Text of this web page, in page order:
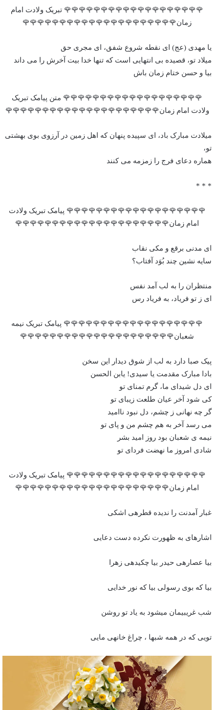
🌹🌹🌹🌹🌹🌹🌹🌹🌹🌹🌹🌹🌹🌹🌹🌹🌹🌹🌹 تبریک ولادت امام
زمان🌹🌹🌹🌹🌹🌹🌹🌹🌹🌹🌹🌹🌹🌹🌹🌹🌹🌹🌹🌹🌹
یا مهدی (عج) ای نقطه شروع شفق، ای مجری حق
میلاد تو، قصیده بی انتهایی است که تنها خدا بیت آخرش را می داند
بیا و حسن ختام زمان باش
🌹🌹🌹🌹🌹🌹🌹🌹🌹🌹🌹🌹🌹🌹🌹🌹🌹🌹🌹 متن پیامک تبریک
ولادت امام زمان🌹🌹🌹🌹🌹🌹🌹🌹🌹🌹🌹🌹🌹🌹🌹🌹🌹🌹🌹🌹🌹
میلادت مبارک باد، ای سپیده پنهان که اهل زمین در آرزوی بوی بهشتی
تو،
هماره دعای فرج را زمزمه می کنند
* * *
🌹🌹🌹🌹🌹🌹🌹🌹🌹🌹🌹🌹🌹🌹🌹🌹🌹🌹🌹 پیامک تبریک ولادت
امام زمان🌹🌹🌹🌹🌹🌹🌹🌹🌹🌹🌹🌹🌹🌹🌹🌹🌹🌹🌹🌹🌹
ای مدنی برقع و مکی نقاب
سایه نشین چند بُوَد آفتاب؟
منتظران را به لب آمد نفس
ای ز تو فریاد، به فریاد رس
🌹🌹🌹🌹🌹🌹🌹🌹🌹🌹🌹🌹🌹🌹🌹🌹🌹🌹🌹 پیامک تبریک نیمه
شعبان🌹🌹🌹🌹🌹🌹🌹🌹🌹🌹🌹🌹🌹🌹🌹🌹🌹🌹🌹🌹🌹
پیک صبا دارد به لب از شوق دیدار این سخن
بادا مبارک مقدمت یا سیدی! یابن الحسن
ای دل شیدای ما، گرم تمنای تو
کی شود آخر عیان طلعت زیبای تو
گر چه نهانی ز چشم، دل نبود ناامید
می رسد آخر به هم چشم من و پای تو
نیمه ی شعبان بود روز امید بشر
شادی امروز ما نهضت فردای تو
🌹🌹🌹🌹🌹🌹🌹🌹🌹🌹🌹🌹🌹🌹🌹🌹🌹🌹🌹 پیامک تبریک ولادت
امام زمان🌹🌹🌹🌹🌹🌹🌹🌹🌹🌹🌹🌹🌹🌹🌹🌹🌹🌹🌹🌹🌹
غبار آمدنت را ندیده قطره‏ی اشکی
اشاره‏ای به ظهورت نکرده دست دعایی
بیا عصاره‏ی حیدر بیا چکیده‏ی زهرا
بیا که بوی رسولی بیا که نور خدایی
شب غریبی‏مان می‏شود به یاد تو روشن
تویی که در همه شب‏ها ، چراغ خانه‏ی مایی